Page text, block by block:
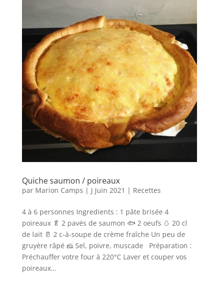
Quiche saumon / poireaux
par Marion Camps | J Juin 2021 | Recettes
4 à 6 personnes Ingredients : 1 pâte brisée 4
poireaux 🥬 2 pavés de saumon 🐟 2 oeufs 🥚 20 cl
de lait 🥛 2 c-à-soupe de crème fraîche Un peu de
gruyère râpé 🧀 Sel, poivre, muscade Préparation :
Préchauffer votre four à 220°C Laver et couper vos
poireaux...